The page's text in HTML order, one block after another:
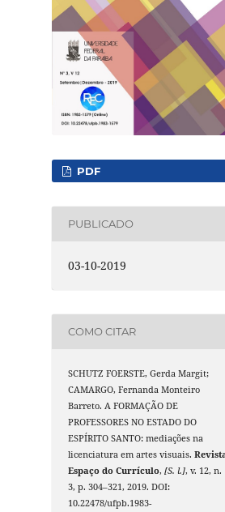
PDF
PUBLICADO
03-10-2019
COMO CITAR
SCHUTZ FOERSTE, Gerda Margit;
CAMARGO, Fernanda Monteiro
Barreto. A FORMAÇÃO DE
PROFESSORES NO ESTADO DO
ESPÍRITO SANTO: mediações na
licenciatura em artes visuais.
Espaço do Currículo,[S. l.], v. 12, n.
3, p. 304–321, 2019. DOI:
10.22478/ufpb.1983-